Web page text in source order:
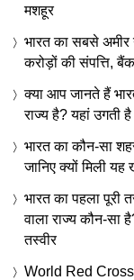
मशहूर
भारत का सबसे अमीर
करोड़ों की संपत्ति,
क्या आप जानते हैं
राज्य है? यहां उगती
भारत का कौन-सा
जानिए क्यों मिली यह
भारत का पहला पूरी
वाला राज्य कौन-सा
तस्वीर
World Red Cross